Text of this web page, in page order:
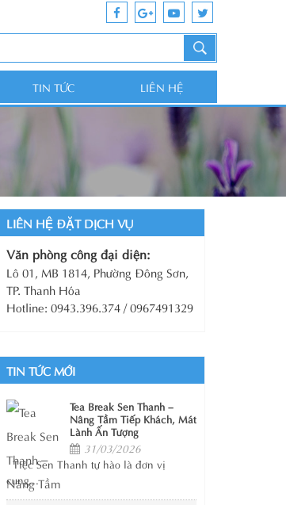
TIN TỨC LIÊN HỆ
LIÊN HỆ ĐẶT DỊCH VỤ
Văn phòng công đại diện:
Lô 01, MB 1814, Phường Đông Sơn,
TP. Thanh Hóa
Hotline: 0943.396.374 / 0967491329
TIN TỨC MỚI
Tea Break Sen Thanh –
Nâng Tầm Tiếp Khách, Mát
Lành Ấn Tượng
31/03/2026
Tiệc Sen Thanh tự hào là đơn vị
cung...